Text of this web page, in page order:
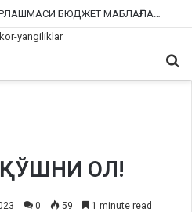
ШОФИРКОН ТИББИЁТ БИРЛАШМАСИ БЮДЖЕТ МАБЛАҒЛАРИНИ ТАЛОН-ТАРОЖ ҚИЛИНГАНИ РОСТМИ?
ҚЎШНИ ОЛ!
0 59 1 minute read